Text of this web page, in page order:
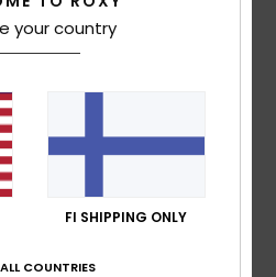
Score
recommend this product
Value for money
your country
FI SHIPPING ONLY
COUNTRIES